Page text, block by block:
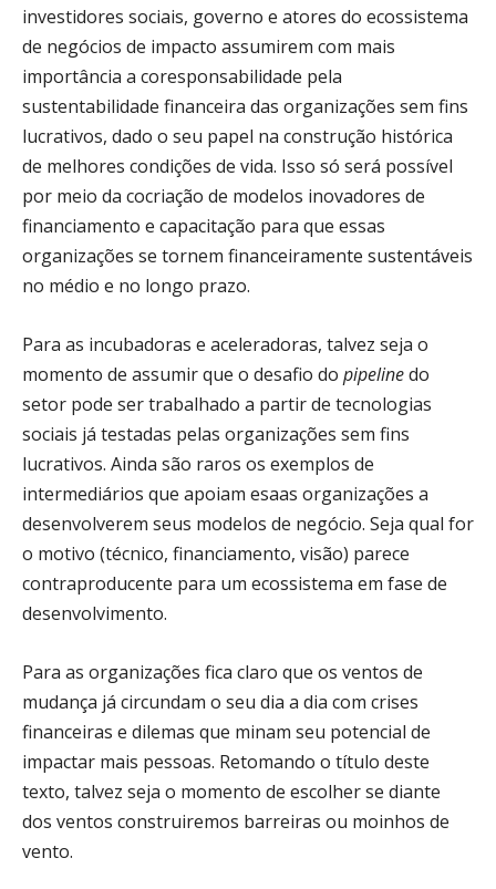
investidores sociais, governo e atores do ecossistema
de negócios de impacto assumirem com mais
importância a coresponsabilidade pela
sustentabilidade financeira das organizações sem fins
lucrativos, dado o seu papel na construção histórica
de melhores condições de vida. Isso só será possível
por meio da cocriação de modelos inovadores de
financiamento e capacitação para que essas
organizações se tornem financeiramente sustentáveis
no médio e no longo prazo.
Para as incubadoras e aceleradoras, talvez seja o
momento de assumir que o desafio do pipelinedo
setor pode ser trabalhado a partir de tecnologias
sociais já testadas pelas organizações sem fins
lucrativos. Ainda são raros os exemplos de
intermediários que apoiam esaas organizações a
desenvolverem seus modelos de negócio. Seja qual for
o motivo (técnico, financiamento, visão) parece
contraproducente para um ecossistema em fase de
desenvolvimento.
Para as organizações fica claro que os ventos de
mudança já circundam o seu dia a dia com crises
financeiras e dilemas que minam seu potencial de
impactar mais pessoas. Retomando o título deste
texto, talvez seja o momento de escolher se diante
dos ventos construiremos barreiras ou moinhos de
vento.